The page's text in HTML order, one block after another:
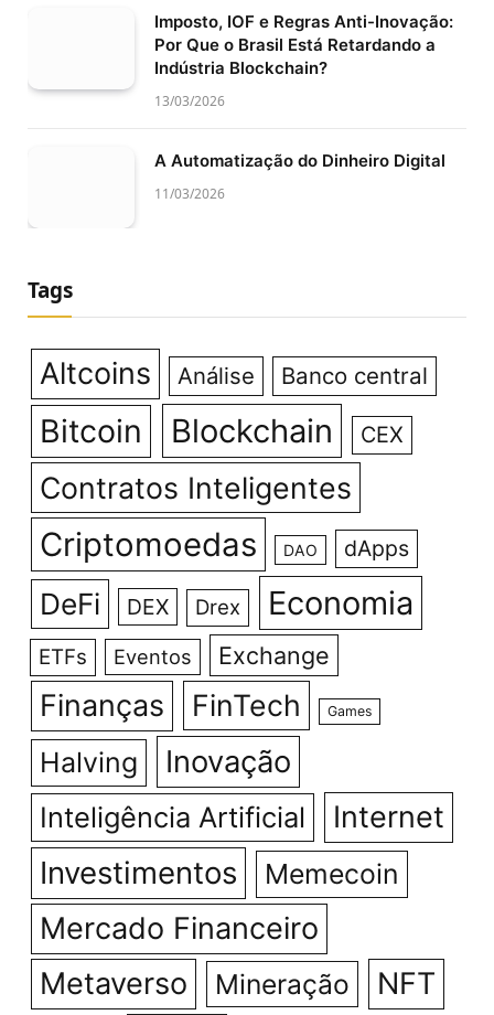
Imposto, IOF e Regras Anti-Inovação:
Por Que o Brasil Está Retardando a
Indústria Blockchain?
13/03/2026
A Automatização do Dinheiro Digital
11/03/2026
Tags
Altcoins Análise Banco central
Bitcoin Blockchain CEX
Contratos Inteligentes
Criptomoedas DAO dApps
DeFi DEX Drex Economia
ETFs Eventos Exchange
Finanças FinTech Games
Halving Inovação
Inteligência Artificial Internet
Investimentos Memecoin
Mercado Financeiro
Metaverso
Mineração NFT